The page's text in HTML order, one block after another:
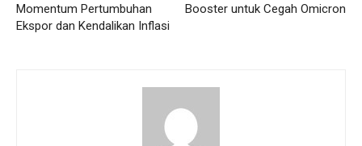
Momentum Pertumbuhan
Ekspor dan Kendalikan Inflasi
Booster untuk Cegah Omicron